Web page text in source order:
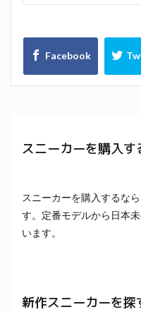
スニーカーを購入す
スニーカーを購入するな
す。定番モデルから日本
います。
新作スニーカーを探